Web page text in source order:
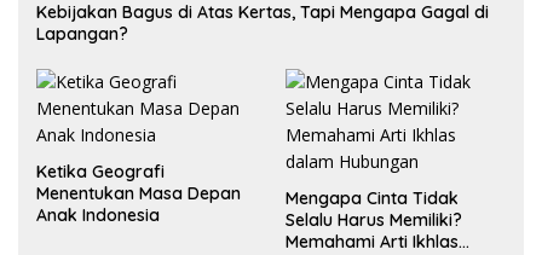
Kebijakan Bagus di Atas Kertas, Tapi Mengapa Gagal di
Lapangan?
Ketika Geografi
Menentukan Masa Depan
Anak Indonesia
Mengapa Cinta Tidak
Selalu Harus Memiliki?
Memahami Arti Ikhlas